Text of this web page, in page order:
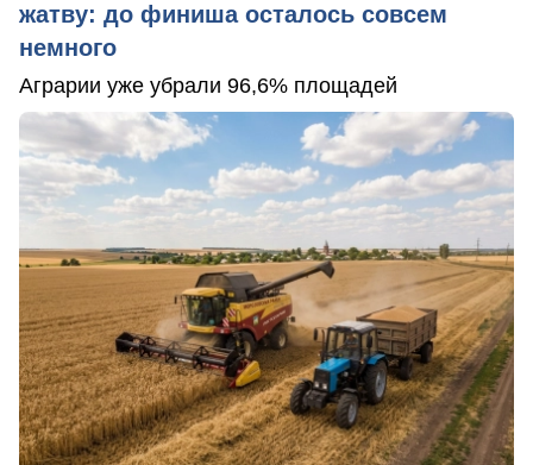
жатву: до финиша осталось совсем
немного
Аграрии уже убрали 96,6% площадей